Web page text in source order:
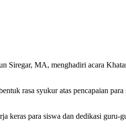
rasa syukur atas pencapaian
keras para siswa dan dedikasi